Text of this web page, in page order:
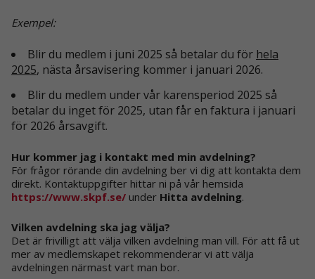
Exempel:
Blir du medlem i juni 2025 så betalar du för hela
2025, nästa årsavisering kommer i januari 2026.
Blir du medlem under vår karensperiod 2025 så
betalar du inget för 2025, utan får en faktura i januari
för 2026 årsavgift.
Hur kommer jag i kontakt med min avdelning?
För frågor rörande din avdelning ber vi dig att kontakta dem
direkt. Kontaktuppgifter hittar ni på vår hemsida
https://www.skpf.se/ under Hitta avdelning.
Vilken avdelning ska jag välja?
Det är frivilligt att välja vilken avdelning man vill. För att få ut
mer av medlemskapet rekommenderar vi att välja
avdelningen närmast vart man bor.
Om du nekar
de här
kakorna
kommer viss
funktionalitet
att försvinna
Marknadsföring
Genom att dela
beteende när du
surfar ökar du
chansen att få se